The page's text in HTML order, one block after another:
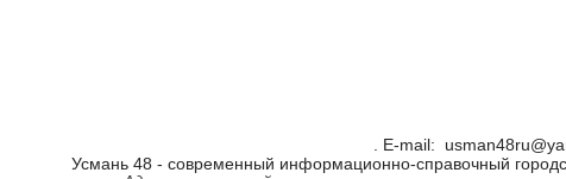
. Е-mail:
Усмань 48 - современный информационно-справочный